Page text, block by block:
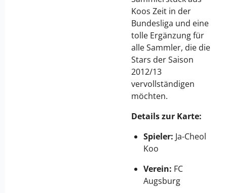
Koos Zeit in der
Bundesliga und eine
tolle Ergänzung für
alle Sammler, die die
Stars der Saison
2012/13
vervollständigen
möchten.
Details zur Karte:
Spieler: Ja-Cheol
Koo
Verein: FC
Augsburg